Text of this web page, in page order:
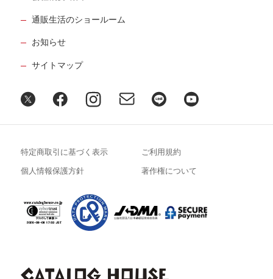
通販生活のショールーム
お知らせ
サイトマップ
特定商取引に基づく表示 ご利用規約
個人情報保護方針 著作権について